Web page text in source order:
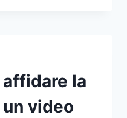
la
video